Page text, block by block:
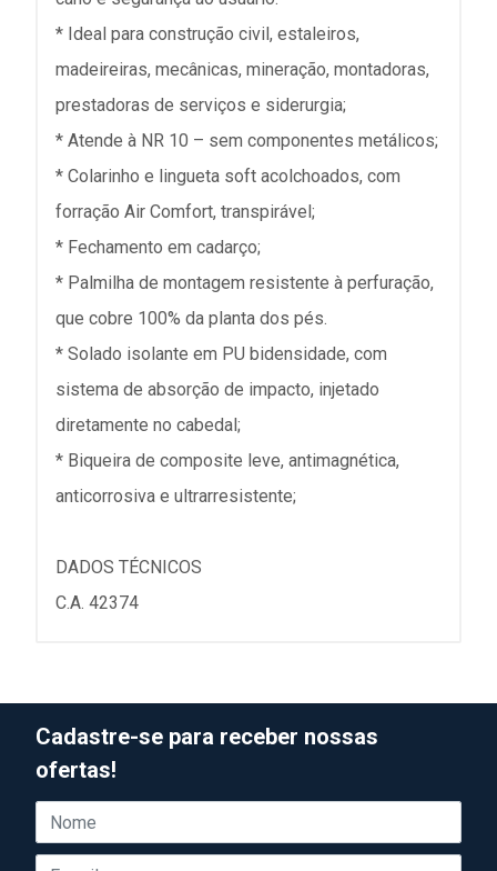
* Ideal para construção civil, estaleiros,
madeireiras, mecânicas, mineração, montadoras,
prestadoras de serviços e siderurgia;
* Atende à NR 10 – sem componentes metálicos;
* Colarinho e lingueta soft acolchoados, com
forração Air Comfort, transpirável;
* Fechamento em cadarço;
* Palmilha de montagem resistente à perfuração,
que cobre 100% da planta dos pés.
* Solado isolante em PU bidensidade, com
sistema de absorção de impacto, injetado
diretamente no cabedal;
* Biqueira de composite leve, antimagnética,
anticorrosiva e ultrarresistente;
DADOS TÉCNICOS
C.A. 42374
Cadastre-se para receber nossas
ofertas!